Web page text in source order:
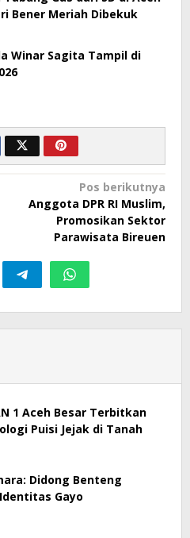
Bener Meriah Dibekuk
Winar Sagita Tampil di
Pos berikutnya
Anggota DPR RI Muslim,
Promosikan Sektor
Parawisata Bireuen
1 Aceh Besar Terbitkan
Puisi Jejak di Tanah
Didong Benteng
Gayo